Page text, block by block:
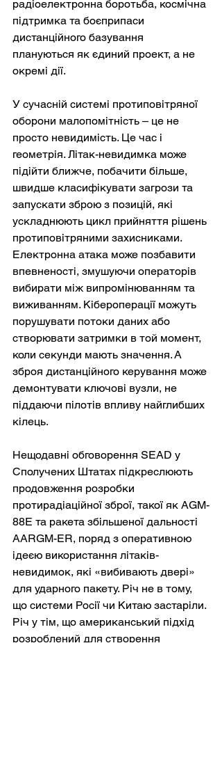
радіоелектронна боротьба, космічна
підтримка та боєприпаси
дистанційного базування
плануються як єдиний проект, а не
окремі дії.
У сучасній системі протиповітряної
оборони малопомітність – це не
просто невидимість. Це час і
геометрія. Літак-невидимка може
підійти ближче, побачити більше,
швидше класифікувати загрози та
запускати зброю з позицій, які
ускладнюють цикл прийняття рішень
протиповітряними захисниками.
Електронна атака може позбавити
впевненості, змушуючи операторів
вибирати між випромінюванням та
виживанням. Кібероперації можуть
порушувати потоки даних або
створювати затримки в той момент,
коли секунди мають значення. А
зброя дистанційного керування може
демонтувати ключові вузли, не
піддаючи пілотів впливу найглибших
кілець.
Нещодавні обговорення SEAD у
Сполучених Штатах підкреслюють
продовження розробки
протирадіаційної зброї, такої як AGM-
88E та ракета збільшеної дальності
AARGM-ER, поряд з оперативною
ідеєю використання літаків-
невидимок, які «вибивають двері»
для ударного пакету. Річ не в тому,
що системи Росії чи Китаю застаріли.
Річ у тім, що американський підхід
розроблений для створення